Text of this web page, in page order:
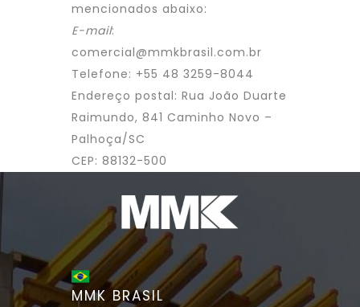
mencionados abaixo:
E-mail:
comercial@mmkbrasil.com.br
Telefone: +55 48 3259-8044
Endereço postal: Rua João Duarte
Raimundo, 841 Caminho Novo –
Palhoça/SC
CEP: 88132-500
MMK BRASIL